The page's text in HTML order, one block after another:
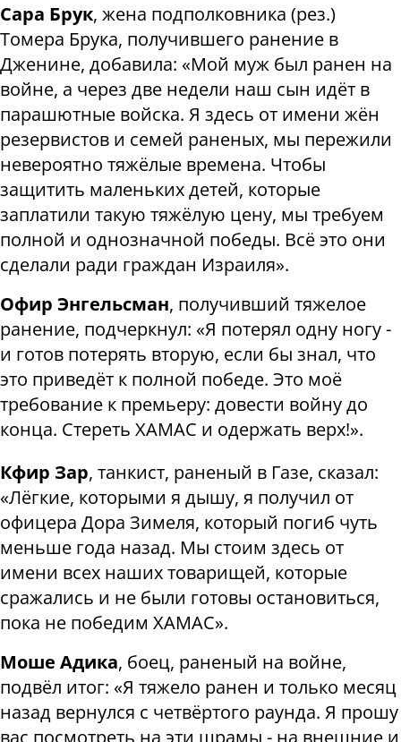
Сара Брук, жена подполковника (рез.)
Томера Брука, получившего ранение в
Дженине, добавила: «Мой муж был ранен на
войне, а через две недели наш сын идёт в
парашютные войска. Я здесь от имени жён
резервистов и семей раненых, мы пережили
невероятно тяжёлые времена. Чтобы
защитить маленьких детей, которые
заплатили такую тяжёлую цену, мы требуем
полной и однозначной победы. Всё это они
сделали ради граждан Израиля».
Офир Энгельсман, получивший тяжелое
ранение, подчеркнул: «Я потерял одну ногу -
и готов потерять вторую, если бы знал, что
это приведёт к полной победе. Это моё
требование к премьеру: довести войну до
конца. Стереть ХАМАС и одержать верх!».
Кфир Зар, танкист, раненый в Газе, сказал:
«Лёгкие, которыми я дышу, я получил от
офицера Дора Зимеля, который погиб чуть
меньше года назад. Мы стоим здесь от
имени всех наших товарищей, которые
сражались и не были готовы остановиться,
пока не победим ХАМАС».
Моше Адика, боец, раненый на войне,
подвёл итог: «Я тяжело ранен и только месяц
назад вернулся с четвёртого раунда. Я прошу
вас посмотреть на эти шрамы - на внешние и